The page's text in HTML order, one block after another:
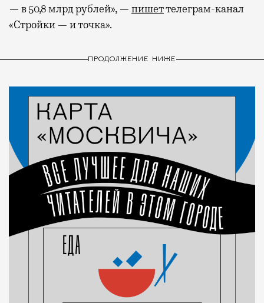
— в 50,8 млрд рублей», — пишеттелеграм-канал
«Стройки — и точка».
ПРОДОЛЖЕНИЕ НИЖЕ